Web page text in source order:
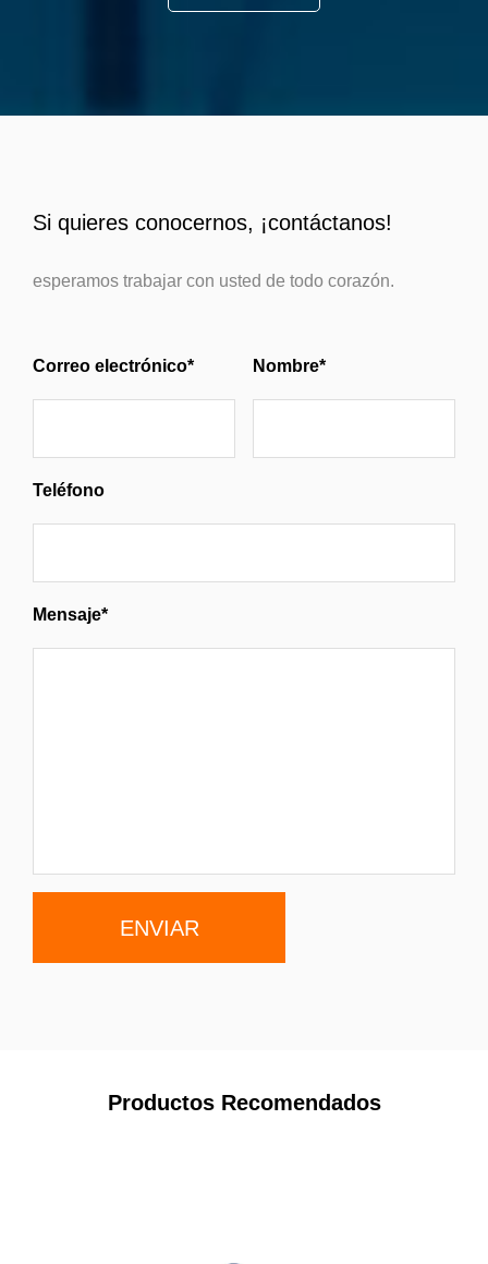
Si quieres conocernos, ¡contáctanos!
esperamos trabajar con usted de todo corazón.
Correo electrónico* Nombre*
Teléfono
Mensaje*
Productos Recomendados